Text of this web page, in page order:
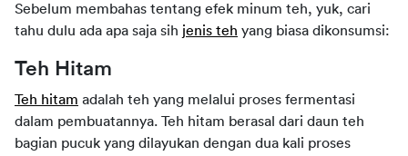
Sebelum membahas tentang efek minum teh, yuk, cari
tahu dulu ada apa saja sih jenis teh yang biasa dikonsumsi:
Teh Hitam
Teh hitam adalah teh yang melalui proses fermentasi
dalam pembuatannya. Teh hitam berasal dari daun teh
bagian pucuk yang dilayukan dengan dua kali proses